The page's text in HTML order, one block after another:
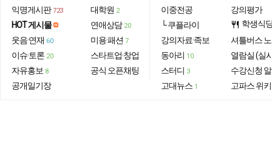
익명게시판 723
HOT 게시물
웃음·연재 60
이슈·토론 20
자유홍보 8
공개일기장
대학원 2
연애상담 20
미용·패션 7
스타트업·창업
공식 오픈채팅
이중전공
└ 쿠플라이
강의자료·족보
동아리 10
스터디 3
고대뉴스 1
강의평가
restaurant 학생식
셔틀버스
열람실 (실
수강신청
고파스 위키